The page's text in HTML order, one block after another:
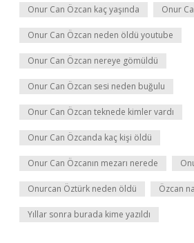
Onur Can Özcan kaç yaşında Onur
Onur Can Özcan neden öldü youtube
Onur Can Özcan nereye gömüldü
Onur Can Özcan sesi neden buğulu
Onur Can Özcan teknede kimler vardı
Onur Can Özcanda kaç kişi öldü
Onur Can Özcanın mezarı nerede
Onurcan Öztürk neden öldü Özcan
Yıllar sonra burada kime yazıldı